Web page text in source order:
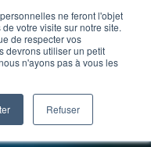
ne feront l'objet
votre visite sur notre site.
de respecter vos
devrons utiliser un petit
n'ayons pas à vous les
Refuser